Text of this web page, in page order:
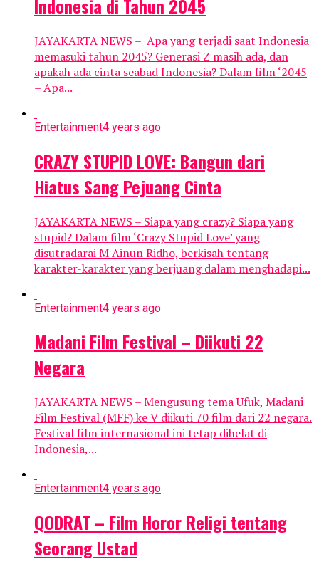
Indonesia di Tahun 2045
JAYAKARTA NEWS – Apa yang terjadi saat Indonesia
memasuki tahun 2045? Generasi Z masih ada, dan
apakah ada cinta seabad Indonesia? Dalam film ‘2045
– Apa...
Entertainment4 years ago
CRAZY STUPID LOVE: Bangun dari
Hiatus Sang Pejuang Cinta
JAYAKARTA NEWS – Siapa yang crazy? Siapa yang
stupid? Dalam film ‘Crazy Stupid Love’ yang
disutradarai M Ainun Ridho, berkisah tentang
karakter-karakter yang berjuang dalam menghadapi...
Entertainment4 years ago
Madani Film Festival – Diikuti 22
Negara
JAYAKARTA NEWS – Mengusung tema Ufuk, Madani
Film Festival (MFF) ke V diikuti 70 film dari 22 negara.
Festival film internasional ini tetap dihelat di
Indonesia,...
Entertainment4 years ago
QODRAT – Film Horor Religi tentang
Seorang Ustad